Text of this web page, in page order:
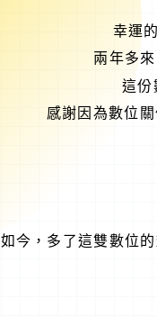
幸運
兩年多
這份
感謝因為數位
如今，多了這雙數位